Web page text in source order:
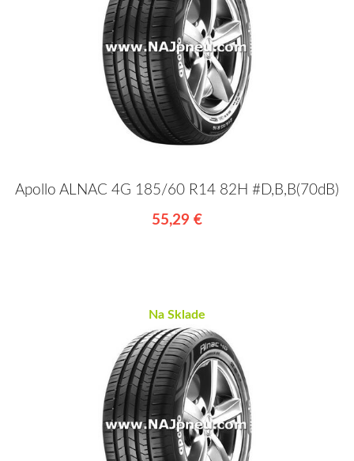
Apollo ALNAC 4G 185/60 R14 82H #D,B,B(70dB)
55,29 €
Na Sklade